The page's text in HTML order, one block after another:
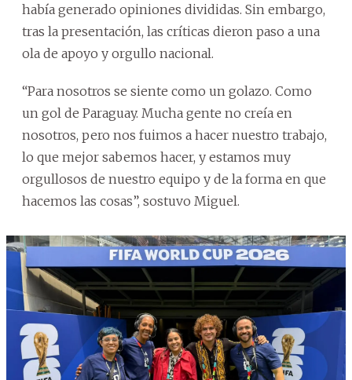
había generado opiniones divididas. Sin embargo,
tras la presentación, las críticas dieron paso a una
ola de apoyo y orgullo nacional.
“Para nosotros se siente como un golazo. Como
un gol de Paraguay. Mucha gente no creía en
nosotros, pero nos fuimos a hacer nuestro trabajo,
lo que mejor sabemos hacer, y estamos muy
orgullosos de nuestro equipo y de la forma en que
hacemos las cosas”, sostuvo Miguel.